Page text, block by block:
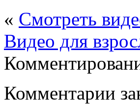
« Смотреть
Видео для
Комментарии